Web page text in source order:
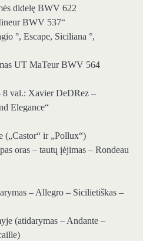
didelę BWV 622
BWV 537“
°, Escape, Siciliana °,
UT MaTeur BWV 564
8 val.: Xavier DeDRez –
Elegance“
(„Castor“ ir „Pollux“)
oras – tautų įėjimas – Rondeau
– Allegro – Sicilietiškas –
(atidarymas – Andante –